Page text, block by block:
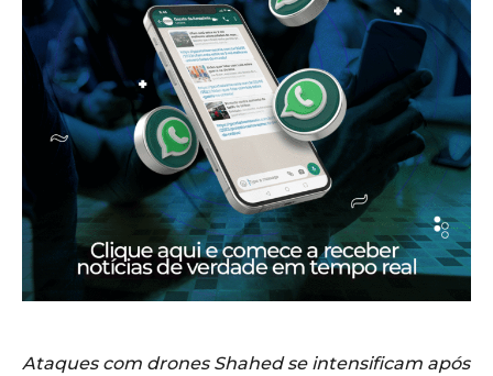
Ataques com drones Shahed se intensificam após